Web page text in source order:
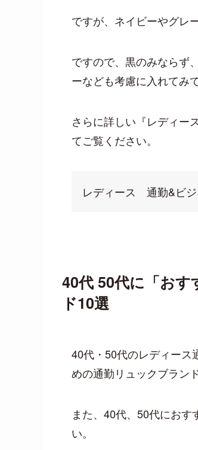
ですが、ネイビーやグレ
ですので、黒のみならず
ーなども考慮に入れてみ
さらに詳しい『レディー
てご覧ください。
レディース 通勤&ビジ
40代 50代に「お
ド10選
40代・50代のレディース
めの通勤リュックブラン
また、40代、50代にお
い。